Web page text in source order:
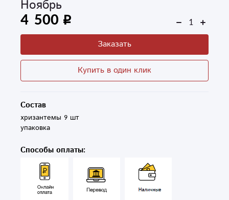
Ноябрь
4 500
Заказать
Купить в один клик
Состав
хризантемы 9 шт
упаковка
Способы оплаты: